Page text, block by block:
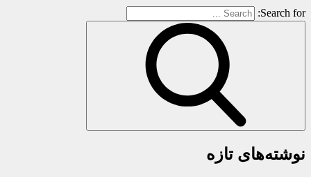
Search for:
نوشته‌های تازه